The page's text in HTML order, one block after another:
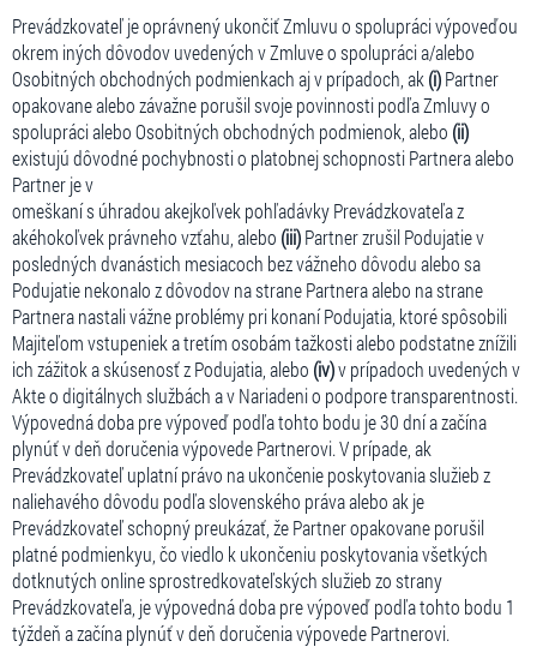
Prevádzkovateľ je oprávnený ukončiť Zmluvu o spolupráci výpoveďou
okrem iných dôvodov uvedených v Zmluve o spolupráci a/alebo
Osobitných obchodných podmienkach aj v prípadoch, ak (i)Partner
opakovane alebo závažne porušil svoje povinnosti podľa Zmluvy o
spolupráci alebo Osobitných obchodných podmienok, alebo (ii)
existujú dôvodné pochybnosti o platobnej schopnosti Partnera alebo
Partner je v
omeškaní s úhradou akejkoľvek pohľadávky Prevádzkovateľa z
akéhokoľvek právneho vzťahu, alebo (iii)Partner zrušil Podujatie v
posledných dvanástich mesiacoch bez vážneho dôvodu alebo sa
Podujatie nekonalo z dôvodov na strane Partnera alebo na strane
Partnera nastali vážne problémy pri konaní Podujatia, ktoré spôsobili
Majiteľom vstupeniek a tretím osobám tažkosti alebo podstatne znížili
ich zážitok a skúsenosť z Podujatia, alebo (iv)v prípadoch uvedených v
Akte o digitálnych službách a v Nariadeni o podpore transparentnosti.
Výpovedná doba pre výpoveď podľa tohto bodu je 30 dní a začína
plynúť v deň doručenia výpovede Partnerovi. V prípade, ak
Prevádzkovateľ uplatní právo na ukončenie poskytovania služieb z
naliehavého dôvodu podľa slovenského práva alebo ak je
Prevádzkovateľ schopný preukázať, že Partner opakovane porušil
platné podmienkyu, čo viedlo k ukončeniu poskytovania všetkých
dotknutých online sprostredkovateľských služieb zo strany
Prevádzkovateľa, je výpovedná doba pre výpoveď podľa tohto bodu 1
týždeň a začína plynúť v deň doručenia výpovede Partnerovi.